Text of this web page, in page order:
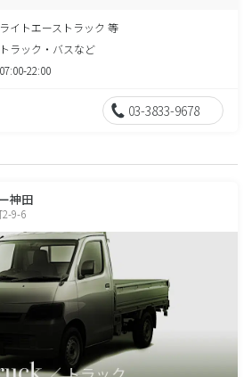
ライトエーストラック 等
トラック・バスなど
07:00-22:00
03-3833-9678
神田
9-6